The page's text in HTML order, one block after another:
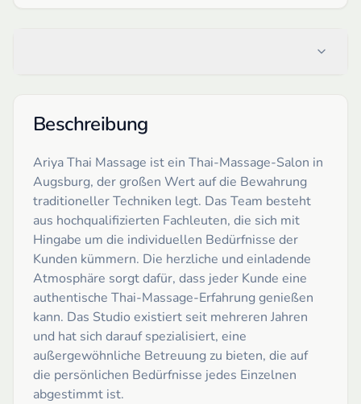
Beschreibung
Ariya Thai Massage ist ein Thai-Massage-Salon in
Augsburg, der großen Wert auf die Bewahrung
traditioneller Techniken legt. Das Team besteht
aus hochqualifizierten Fachleuten, die sich mit
Hingabe um die individuellen Bedürfnisse der
Kunden kümmern. Die herzliche und einladende
Atmosphäre sorgt dafür, dass jeder Kunde eine
authentische Thai-Massage-Erfahrung genießen
kann. Das Studio existiert seit mehreren Jahren
und hat sich darauf spezialisiert, eine
außergewöhnliche Betreuung zu bieten, die auf
die persönlichen Bedürfnisse jedes Einzelnen
abgestimmt ist.